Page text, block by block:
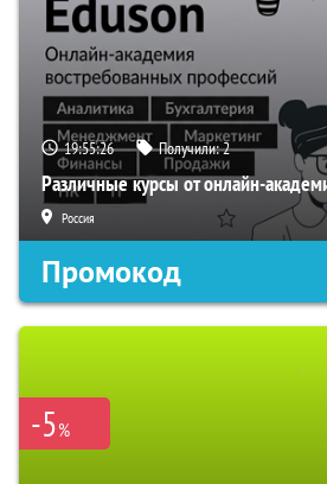
19:55:24 Получили:2
Различные курсы от онлайн-
Россия
Промокод
-5%